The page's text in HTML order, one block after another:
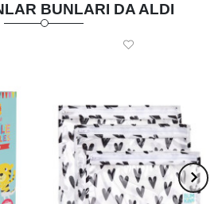
BUNLARI DA ALDI